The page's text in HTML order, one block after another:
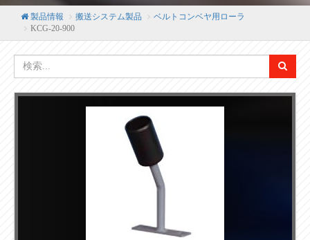
製品情報 搬送システム製品
ベルトコンベヤ用ローラ
KCG-20-900